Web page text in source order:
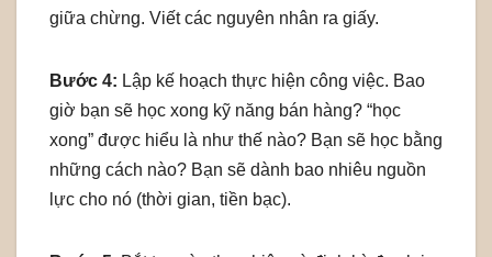
giữa chừng. Viết các nguyên nhân ra giấy.
Bước 4: Lập kế hoạch thực hiện công việc. Bao
giờ bạn sẽ học xong kỹ năng bán hàng? “học
xong” được hiểu là như thế nào? Bạn sẽ học bằng
những cách nào? Bạn sẽ dành bao nhiêu nguồn
lực cho nó (thời gian, tiền bạc).